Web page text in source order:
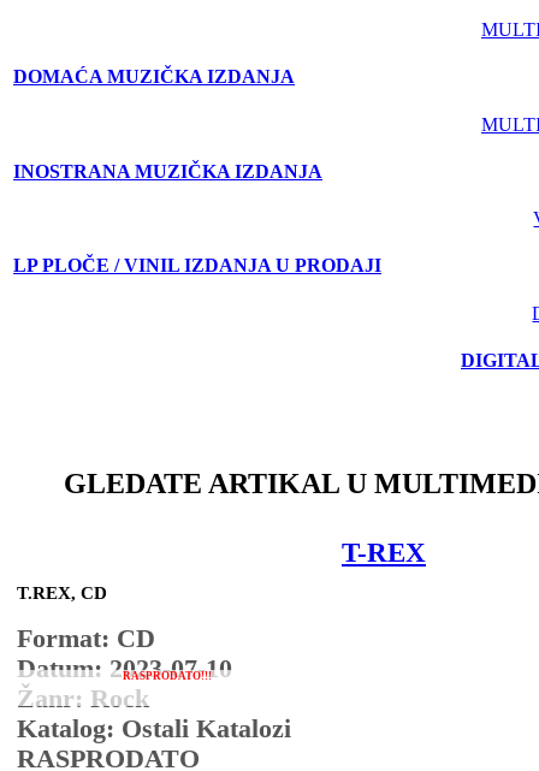
DOMAĆA MUZIČKA IZDANJA
INOSTRANA MUZIČKA IZDANJA
LP PLOČE / VINIL IZDANJA U PRODAJI
GLEDATE ARTIKAL U
RASPRODATO!!!
T-REX
T.REX, CD
Format: CD
Datum: 2023-07-10
Žanr: Rock
Katalog: Ostali Katalozi
RASPRODATO